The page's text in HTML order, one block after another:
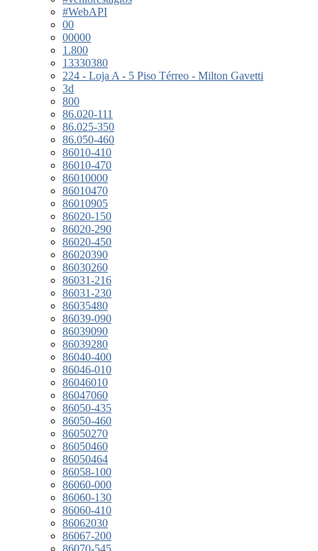
#WebAPI
00
00000
1.800
13330380
224 - Loja A - 5 Piso Térreo - Milton Gavetti
3d
800
86.020-111
86.025-350
86.050-460
86010-410
86010-470
86010000
86010470
86010905
86020-150
86020-290
86020-450
86020390
86030260
86031-216
86031-230
86035480
86039-090
86039090
86039280
86040-400
86046-010
86046010
86047060
86050-435
86050-460
86050270
86050460
86050464
86058-100
86060-000
86060-130
86060-410
86062030
86067-200
86070-545